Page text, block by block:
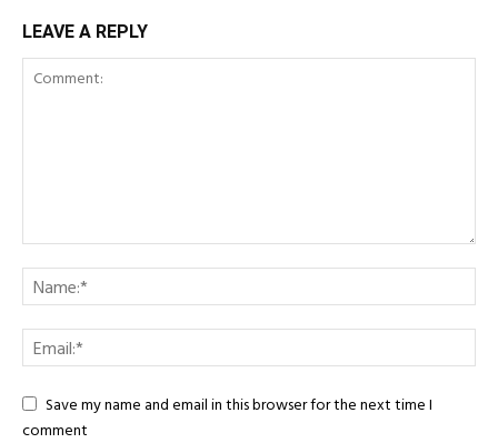
LEAVE A REPLY
Save my name and email in this browser for the next time I
comment